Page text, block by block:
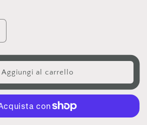
Aggiungi al carrello